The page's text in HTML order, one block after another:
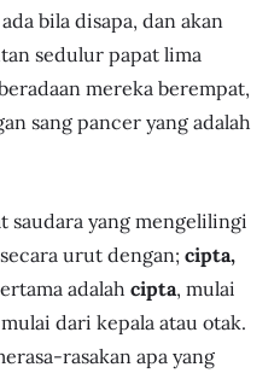
bila disapa, dan akan
sedulur papat lima
mereka berempat,
sang pancer yang adalah
saudara yang mengelilingi
urut dengan; cipta,
adalah cipta, mulai
dari kepala atau otak.
rasakan apa yang